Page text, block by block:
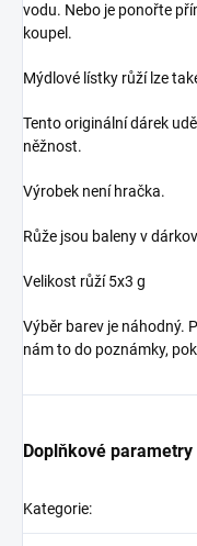
vodu. Nebo je ponořte
koupel.
Mýdlové lístky růží lze
Tento originální dárek
něžnost.
Výrobek není hračka.
Růže jsou baleny v
Velikost růží 5x3 g
Výběr barev je náhodný.
nám to do poznámky,
Doplňkové parametry
Kategorie: